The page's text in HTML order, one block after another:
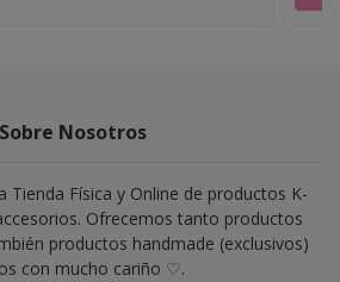
Sobre Nosotros
Tienda Física y Online de productos K-
Ofrecemos tanto productos
productos handmade (exclusivos)
con mucho cariño ♡.